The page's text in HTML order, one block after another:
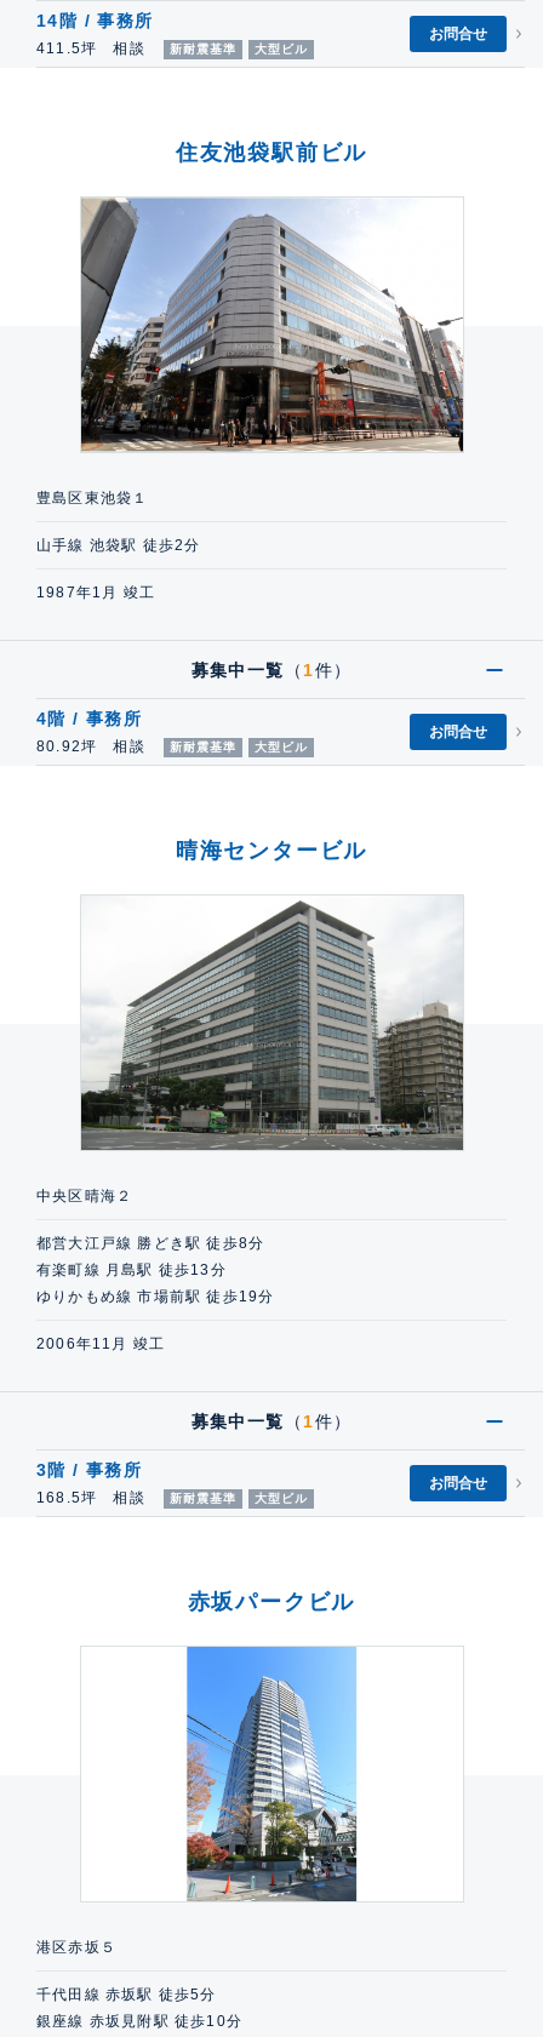
14階 / 事務所
411.5坪 相談 新耐震基準 大型ビル
お問合せ
住友池袋駅前ビル
豊島区東池袋１
山手線 池袋駅 徒歩2分
1987年1月 竣工
募集中一覧 （ 1件）
4階 / 事務所
80.92坪 相談 新耐震基準 大型ビル
お問合せ
晴海センタービル
中央区晴海２
都営大江戸線 勝どき駅 徒歩8分
有楽町線 月島駅 徒歩13分
ゆりかもめ線 市場前駅 徒歩19分
2006年11月 竣工
募集中一覧 （1件）
3階 / 事務所
168.5坪 相談 新耐震基準 大型ビル
お問合せ
赤坂パークビル
港区赤坂５
千代田線 赤坂駅 徒歩5分
銀座線 赤坂見附駅 徒歩10分